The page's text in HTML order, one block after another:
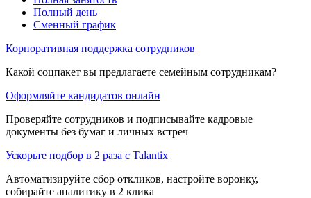
Полный день
Сменный график
Корпоративная поддержка сотрудников
Какой соцпакет вы предлагаете семейным сотрудникам?
Оформляйте кандидатов онлайн
Проверяйте сотрудников и подписывайте кадровые
документы без бумаг и личных встреч
Ускорьте подбор в 2 раза с Talantix
Автоматизируйте сбор откликов, настройте воронку,
собирайте аналитику в 2 клика